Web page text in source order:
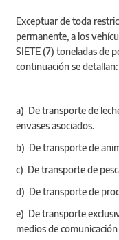
Exceptuar de toda
permanente, a los
SIETE (7) toneladas de
continuación se detallan:
a) De transporte de
envases asociados.
b) De transporte de
c) De transporte de
d) De transporte de
e) De transporte
medios de